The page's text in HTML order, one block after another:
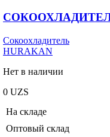
СОКООХЛАДИТЕЛЬ
Сокоохладитель
HURAKAN
Нет в наличии
0 UZS
На складе
Оптовый склад